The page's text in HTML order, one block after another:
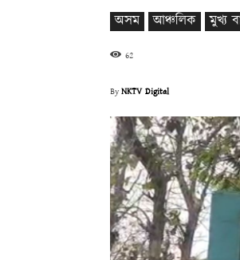
অসম আঞ্চলিক মুখ্য
62
ByNKTV Digital